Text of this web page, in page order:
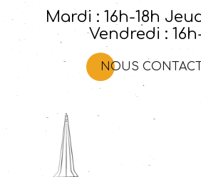
Mardi : 16h-18h
Vendredi :
NOUS